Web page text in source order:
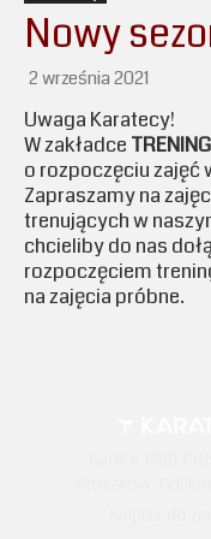
Nowy
2 września 2021
Uwaga Karatecy!
W zakładce
o rozpoczęciu zajęć
Zapraszamy na
trenujących w
chcieliby do nas
rozpoczęciem
na zajęcia próbne.
Napisz do